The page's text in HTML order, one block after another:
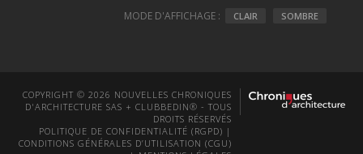
MODE D'AFFICHAGE : CLAIR SOMBRE
COPYRIGHT © 2026 NOUVELLES CHRONIQUES
D'ARCHITECTURE SAS + CLUBBEDIN® - TOUS
DROITS RÉSERVÉS
POLITIQUE DE CONFIDENTIALITÉ (RGPD) |
CONDITIONS GÉNÉRALES D’UTILISATION (CGU)